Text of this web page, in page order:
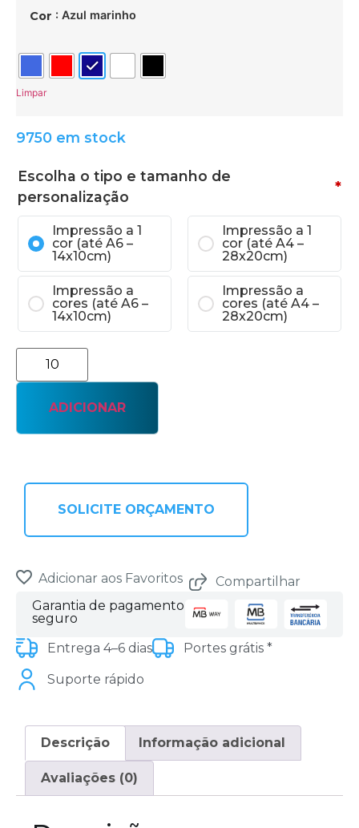
Cor : Azul marinho
Limpar
9750 em stock
Escolha o tipo e tamanho de
personalização
*
Impressão a 1
cor (até A6 –
14x10cm)
Impressão a 1
cor (até A4 –
28x20cm)
Impressão a
cores (até A6 –
14x10cm)
Impressão a
cores (até A4 –
28x20cm)
ADICIONAR
SOLICITE ORÇAMENTO
Adicionar aos Favoritos
Compartilhar
Garantia de pagamento
seguro
Entrega 4–6 dias
Portes grátis *
Suporte rápido
Descrição Informação adicional
Avaliações (0)